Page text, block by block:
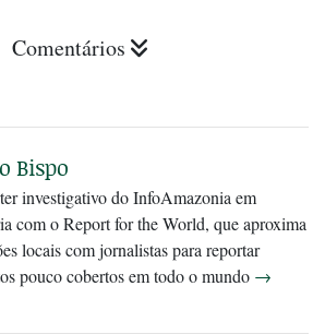
Comentários
Bispo
investigativo do InfoAmazonia em
com o Report for the World, que aproxima
locais com jornalistas para reportar
pouco cobertos em todo o mundo →